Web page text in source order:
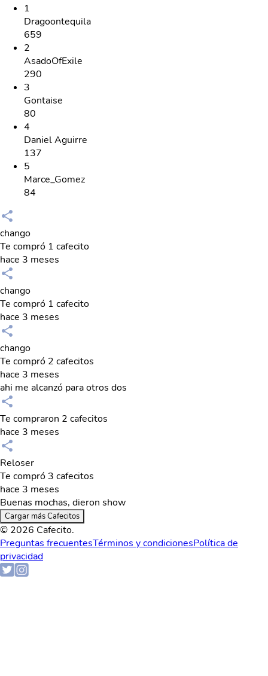
1
Dragoontequila
659
2
AsadoOfExile
290
3
Gontaise
80
4
Daniel Aguirre
137
5
Marce_Gomez
84
chango
Te compró 1 cafecito
hace 3 meses
chango
Te compró 1 cafecito
hace 3 meses
chango
Te compró 2 cafecitos
hace 3 meses
ahi me alcanzó para otros dos
Te compraron 2 cafecitos
hace 3 meses
Reloser
Te compró 3 cafecitos
hace 3 meses
Buenas mochas, dieron show
Cargar más Cafecitos
© 2026 Cafecito.
Preguntas frecuentesTérminos y condicionesPolítica de
privacidad